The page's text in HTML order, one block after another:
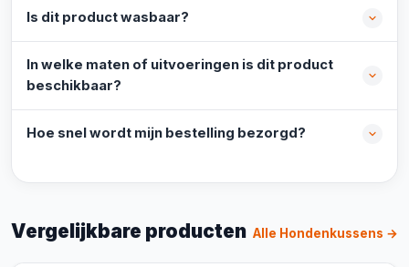
Is dit product wasbaar?
In welke maten of uitvoeringen is dit product
beschikbaar?
Hoe snel wordt mijn bestelling bezorgd?
Vergelijkbare producten Alle Hondenkussens →